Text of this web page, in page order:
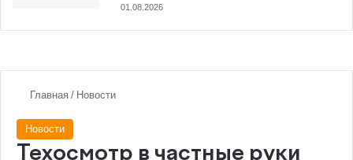
01.08.2026